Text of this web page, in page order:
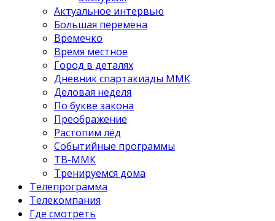
Актуальное интервью
Большая перемена
Времечко
Время местное
Город в деталях
Дневник спартакиады ММК
Деловая неделя
По букве закона
Преображение
Растопим лёд
Событийные программы
ТВ-ММК
Тренируемся дома
Телепрограмма
Телекомпания
Где смотреть